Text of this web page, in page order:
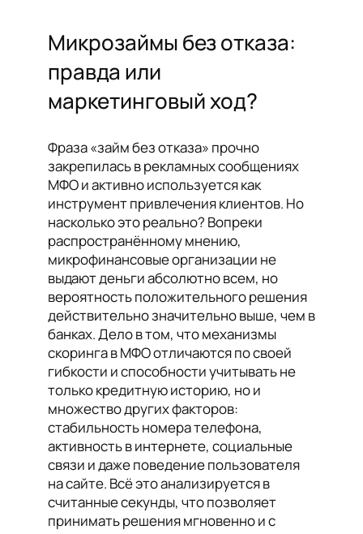
Микрозаймы без отказа:
правда или
маркетинговый ход?
Фраза «займ без отказа» прочно
закрепилась в рекламных сообщениях
МФО и активно используется как
инструмент привлечения клиентов. Но
насколько это реально? Вопреки
распространённому мнению,
микрофинансовые организации не
выдают деньги абсолютно всем, но
вероятность положительного решения
действительно значительно выше, чем в
банках. Дело в том, что механизмы
скоринга в МФО отличаются по своей
гибкости и способности учитывать не
только кредитную историю, но и
множество других факторов:
стабильность номера телефона,
активность в интернете, социальные
связи и даже поведение пользователя
на сайте. Всё это анализируется в
считанные секунды, что позволяет
принимать решения мгновенно и с